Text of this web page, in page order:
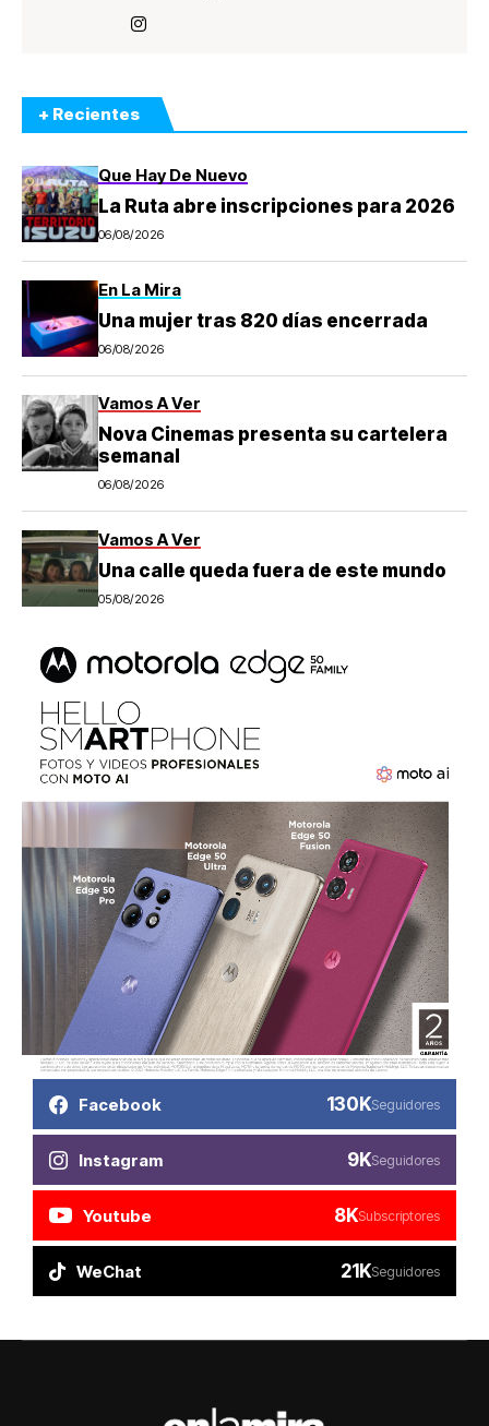
+ Recientes
Que Hay De Nuevo
La Ruta abre inscripciones para 2026
06/08/2026
En La Mira
Una mujer tras 820 días encerrada
06/08/2026
Vamos A Ver
Nova Cinemas presenta su cartelera
semanal
06/08/2026
Vamos A Ver
Una calle queda fuera de este mundo
05/08/2026
Facebook 130KSeguidores
Instagram 9KSeguidores
Youtube 8KSubscriptores
WeChat 21KSeguidores